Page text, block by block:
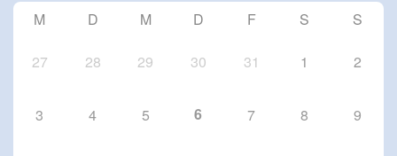
8 Okt. 26
M D M D F S S
27 28 29 30 31 1 2
3 4 5 6 7 8 9